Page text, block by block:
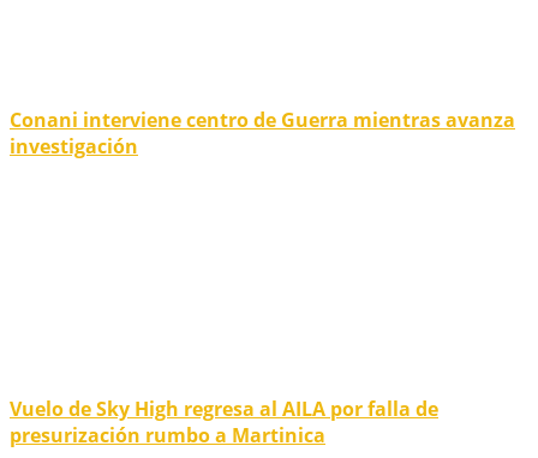
Conani interviene centro de Guerra mientras avanza
investigación
Vuelo de Sky High regresa al AILA por falla de
presurización rumbo a Martinica